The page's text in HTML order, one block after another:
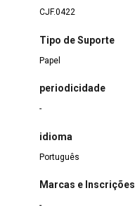
CJF.0422
Tipo de Suporte
Papel
periodicidade
-
idioma
Português
Marcas e Inscrições
-